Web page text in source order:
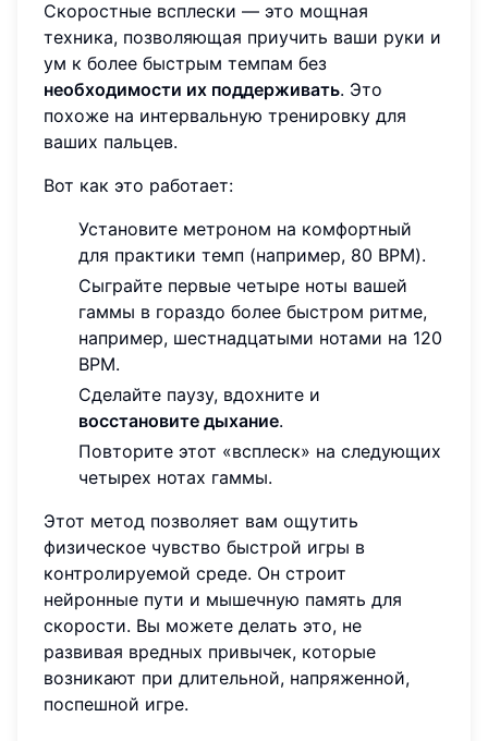
Скоростные всплески — это мощная
техника, позволяющая приучить ваши руки и
ум к более быстрым темпам без
необходимости их поддерживать. Это
похоже на интервальную тренировку для
ваших пальцев.
Вот как это работает:
Установите метроном на комфортный
для практики темп (например, 80 BPM).
Сыграйте первые четыре ноты вашей
гаммы в гораздо более быстром ритме,
например, шестнадцатыми нотами на 120
BPM.
Сделайте паузу, вдохните и
восстановите дыхание.
Повторите этот «всплеск» на следующих
четырех нотах гаммы.
Этот метод позволяет вам ощутить
физическое чувство быстрой игры в
контролируемой среде. Он строит
нейронные пути и мышечную память для
скорости. Вы можете делать это, не
развивая вредных привычек, которые
возникают при длительной, напряженной,
поспешной игре.